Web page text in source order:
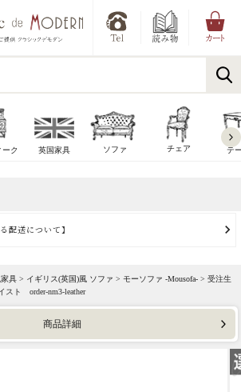
ーク 英国家具 ソファ チェア テ
具 > イギリス(英国)風 ソファ > モーソファ -Mousofa- > 受注生
スト order-nm3-leather
商品詳細